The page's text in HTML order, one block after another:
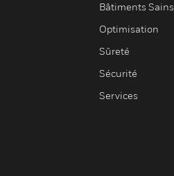
Bâtiments Sains
Optimisation
Sûreté
Sécurité
Services